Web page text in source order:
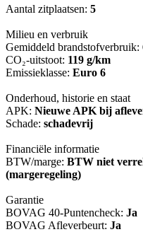
Aantal zitplaatsen: 5
Milieu en verbruik
Gemiddeld brandstofverbruik:
CO₂-uitstoot: 119 g/km
Emissieklasse: Euro 6
Onderhoud, historie en staat
APK: Nieuwe APK bij
Schade: schadevrij
Financiële informatie
BTW/marge: BTW niet
(margeregeling)
Garantie
BOVAG 40-Puntencheck: Ja
BOVAG Afleverbeurt: Ja